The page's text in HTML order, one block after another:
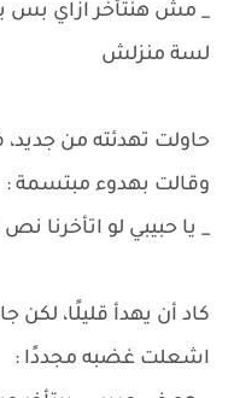
لسة منزلش
حاولت تهدئته من
وقالت بهدوء مبتسمة :
_ يا حبيبي لو
كاد أن يهدأ قليلًا،
اشعلت غضبه مجددًا :